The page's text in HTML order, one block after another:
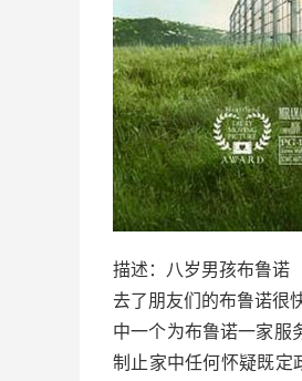
描述：八岁男孩布鲁诺
去了朋友们的布鲁诺很
中一个为布鲁诺一家服
制止家中任何怀疑既